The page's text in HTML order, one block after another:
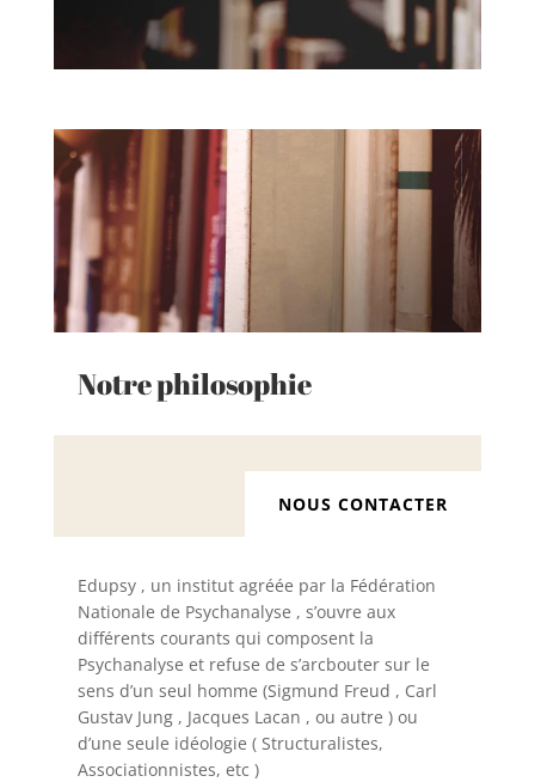
Notre philosophie
NOUS CONTACTER
Edupsy , un institut agréée par la Fédération
Nationale de Psychanalyse , s’ouvre aux
différents courants qui composent la
Psychanalyse et refuse de s’arcbouter sur le
sens d’un seul homme (Sigmund Freud , Carl
Gustav Jung , Jacques Lacan , ou autre ) ou
d’une seule idéologie ( Structuralistes,
Associationnistes, etc )